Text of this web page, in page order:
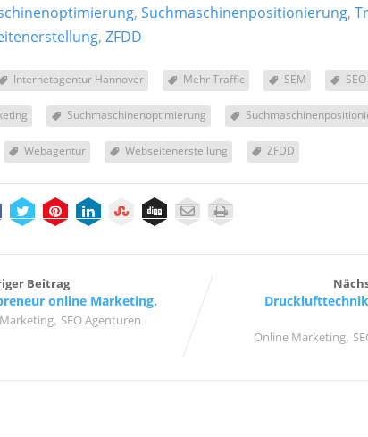
,Suchmaschinenpositionierung,
,ZFDD
Internetagentur Hannover Mehr Traffic SEM SEO
Suchmaschinenoptimierung
Webagentur Webseitenerstellung ZFDD
Beitrag
online Marketing.
, SEO Agenturen
Online Marketing,